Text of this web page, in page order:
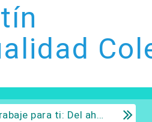
a la inversión con sentido común.